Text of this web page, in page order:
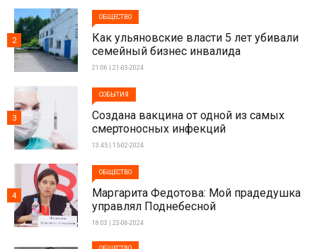
ОБЩЕСТВО
Как ульяновские власти 5 лет убивали
семейный бизнес инвалида
21:06 | 21-03-2024
2
СОБЫТИЯ
Создана вакцина от одной из самых
смертоносных инфекций
13:45 | 15-02-2024
3
ОБЩЕСТВО
Маргарита Федотова: Мой прадедушка
управлял Поднебесной
18:03 | 23-06-2024
4